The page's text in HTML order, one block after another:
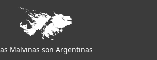
Malvinas son Argentinas